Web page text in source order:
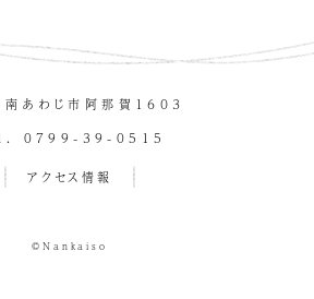
あわじ市阿那賀１６０３
0799-39-0515
アクセス情報
©Nankaiso